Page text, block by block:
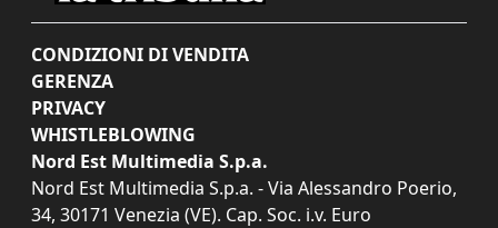
CONDIZIONI DI VENDITA
GERENZA
PRIVACY
WHISTLEBLOWING
Nord Est Multimedia S.p.a.
Nord Est Multimedia S.p.a. - Via Alessandro Poerio,
34, 30171 Venezia (VE). Cap. Soc. i.v. Euro